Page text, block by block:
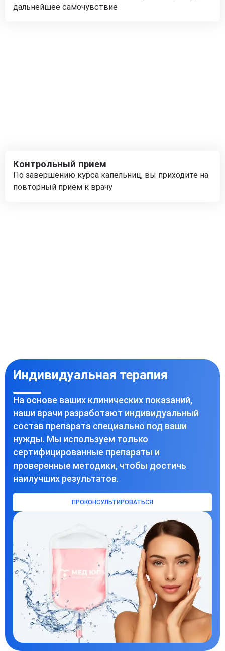
дальнейшее самочувствие
Контрольный прием
По завершению курса капельниц, вы приходите на
повторный прием к врачу
Индивидуальная терапия
На основе ваших клинических показаний,
наши врачи разработают индивидуальный
состав препарата специально под ваши
нужды. Мы используем только
сертифицированные препараты и
проверенные методики, чтобы достичь
наилучших результатов.
ПРОКОНСУЛЬТИРОВАТЬСЯ